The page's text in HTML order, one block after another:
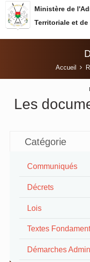
Aller au contenu principal
Ministère de
Territoriale et
Accueil
Les
Catégorie
Communiqués
Décrets
Lois
Textes
Démarches